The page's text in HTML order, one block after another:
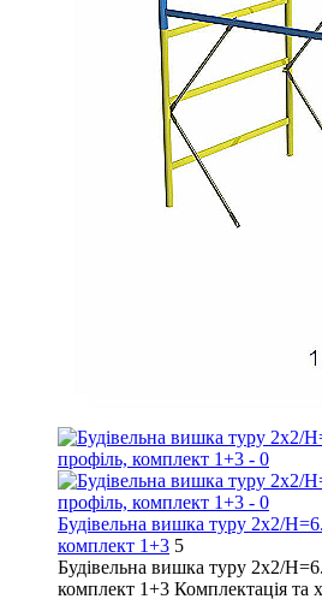
Будівельна вишка туру 2х2/
комплект 1+3 5
Будівельна вишка туру 2х2/
комплект 1+3 Комплектація та